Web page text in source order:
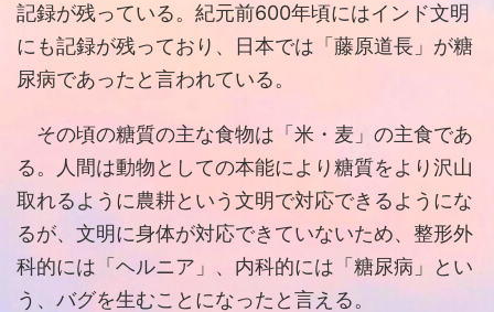
記録が残っている。紀元前600年頃にはインド文明
にも記録が残っており、日本では「藤原道長」が糖
尿病であったと言われている。
その頃の糖質の主な食物は「米・麦」の主食であ
る。人間は動物としての本能により糖質をより沢山
取れるように農耕という文明で対応できるようにな
るが、文明に身体が対応できていないため、整形外
科的には「ヘルニア」、内科的には「糖尿病」とい
う、バグを生むことになったと言える。